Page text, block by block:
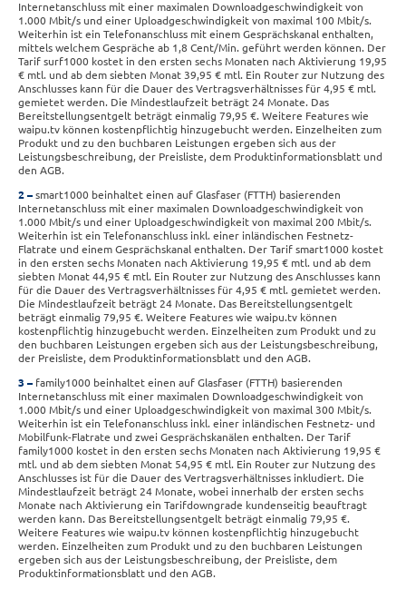
Internetanschluss mit einer maximalen Downloadgeschwindigkeit von
1.000 Mbit/s und einer Uploadgeschwindigkeit von maximal 100 Mbit/s.
Weiterhin ist ein Telefonanschluss mit einem Gesprächskanal enthalten,
mittels welchem Gespräche ab 1,8 Cent/Min. geführt werden können. Der
Tarif surf1000 kostet in den ersten sechs Monaten nach Aktivierung 19,95
€ mtl. und ab dem siebten Monat 39,95 € mtl. Ein Router zur Nutzung des
Anschlusses kann für die Dauer des Vertragsverhältnisses für 4,95 € mtl.
gemietet werden. Die Mindestlaufzeit beträgt 24 Monate. Das
Bereitstellungsentgelt beträgt einmalig 79,95 €. Weitere Features wie
waipu.tv können kostenpflichtig hinzugebucht werden. Einzelheiten zum
Produkt und zu den buchbaren Leistungen ergeben sich aus der
Leistungsbeschreibung, der Preisliste, dem Produktinformationsblatt und
den AGB.
2
smart1000 beinhaltet einen auf Glasfaser (FTTH) basierenden
Internetanschluss mit einer maximalen Downloadgeschwindigkeit von
1.000 Mbit/s und einer Uploadgeschwindigkeit von maximal 200 Mbit/s.
Weiterhin ist ein Telefonanschluss inkl. einer inländischen Festnetz-
Flatrate und einem Gesprächskanal enthalten. Der Tarif smart1000 kostet
in den ersten sechs Monaten nach Aktivierung 19,95 € mtl. und ab dem
siebten Monat 44,95 € mtl. Ein Router zur Nutzung des Anschlusses kann
für die Dauer des Vertragsverhältnisses für 4,95 € mtl. gemietet werden.
Die Mindestlaufzeit beträgt 24 Monate. Das Bereitstellungsentgelt
beträgt einmalig 79,95 €. Weitere Features wie waipu.tv können
kostenpflichtig hinzugebucht werden. Einzelheiten zum Produkt und zu
den buchbaren Leistungen ergeben sich aus der Leistungsbeschreibung,
der Preisliste, dem Produktinformationsblatt und den AGB.
3
family1000 beinhaltet einen auf Glasfaser (FTTH) basierenden
Internetanschluss mit einer maximalen Downloadgeschwindigkeit von
1.000 Mbit/s und einer Uploadgeschwindigkeit von maximal 300 Mbit/s.
Weiterhin ist ein Telefonanschluss inkl. einer inländischen Festnetz- und
Mobilfunk-Flatrate und zwei Gesprächskanälen enthalten. Der Tarif
family1000 kostet in den ersten sechs Monaten nach Aktivierung 19,95 €
mtl. und ab dem siebten Monat 54,95 € mtl. Ein Router zur Nutzung des
Anschlusses ist für die Dauer des Vertragsverhältnisses inkludiert. Die
Mindestlaufzeit beträgt 24 Monate, wobei innerhalb der ersten sechs
Monate nach Aktivierung ein Tarifdowngrade kundenseitig beauftragt
werden kann. Das Bereitstellungsentgelt beträgt einmalig 79,95 €.
Weitere Features wie waipu.tv können kostenpflichtig hinzugebucht
werden. Einzelheiten zum Produkt und zu den buchbaren Leistungen
ergeben sich aus der Leistungsbeschreibung, der Preisliste, dem
Produktinformationsblatt und den AGB.